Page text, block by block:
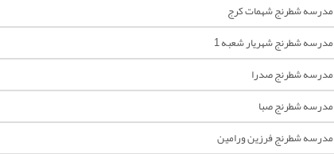
مدرسه شطرنج شهمات کرج
مدرسه شطرنج شهریار شعبه 1
مدرسه شطرنج صدرا
مدرسه شطرنج صبا
مدرسه شطرنج فرزین ورامین